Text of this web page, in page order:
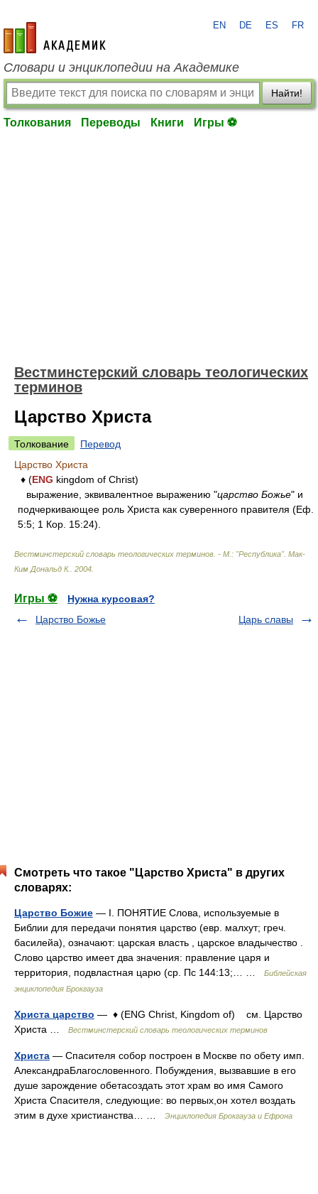
academic.ru
EN DE ES FR
Словари и энциклопедии на Академике
Найти!
Толкования Переводы Книги Игры ⚽
Вестминстерский словарь теологических
терминов
Царство Христа
Толкование
Перевод
Царство Христа
♦ (ENG kingdom of Christ)
выражение, эквивалентное выражению "царство Божье" и
подчеркивающее роль Христа как суверенного правителя (Еф.
5:5; 1 Кор. 15:24).
Вестминстерский словарь теологических терминов. - М.: "Республика". Мак-
Ким Дональд К.
2004
Игры ⚽
Нужна курсовая?
Царство Божье
Царь славы
Смотреть что такое "Царство Христа" в других
словарях:
Царство Божие — I. ПОНЯТИЕ Слова, используемые в
Библии для передачи понятия царство (евр. малхут; греч.
басилейа), означают: царская власть , царское владычество .
Слово царство имеет два значения: правление царя и
территория, подвластная царю (ср. Пс 144:13;… …
Библейская
энциклопедия Брокгауза
Христа царство — ♦ (ENG Christ, Kingdom of) см. Царство
Христа …
Вестминстерский словарь теологических терминов
Христа — Спасителя собор построен в Москве по обету имп.
АлександраБлагословенного. Побуждения, вызвавшие в его
душе зарождение обетасоздать этот храм во имя Самого
Христа Спасителя, следующие: во первых,он хотел воздать
этим в духе христианства… …
Энциклопедия Брокгауза и Ефрона